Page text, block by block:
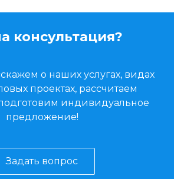
консультация?
о наших услугах, видах
проектах, рассчитаем
индивидуальное
предложение!
Задать вопрос